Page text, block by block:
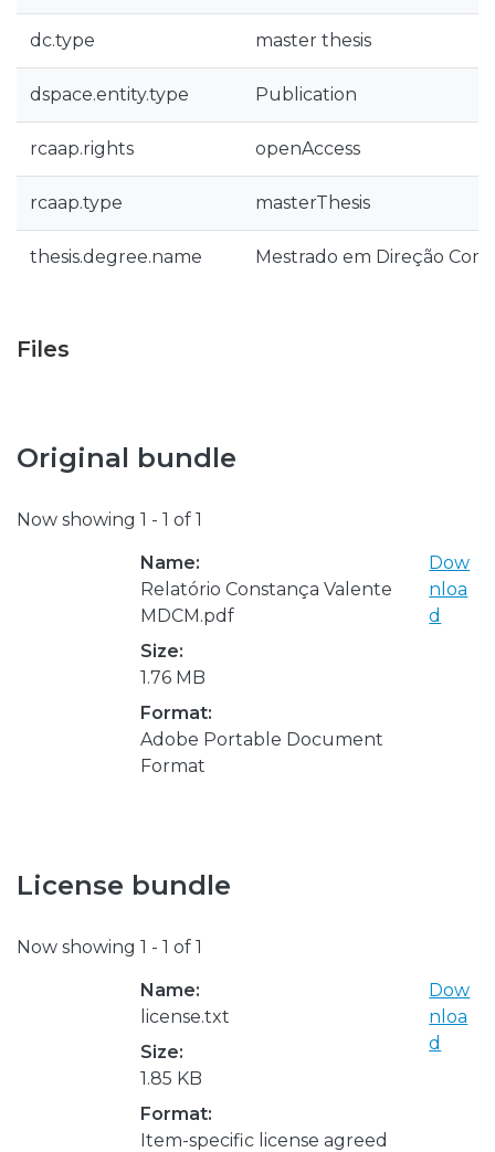
dc.type master thesis
dspace.entity.type Publication
rcaap.rights openAccess
rcaap.type masterThesis
thesis.degree.name Mestrado em Direção
Files
Original bundle
Now showing 1 - 1 of 1
Name:
Relatório Constança Valente
MDCM.pdf
Size:
1.76 MB
Format:
Adobe Portable Document
Format
Dow
nloa
d
License bundle
Now showing 1 - 1 of 1
Name:
license.txt
Size:
1.85 KB
Format:
Item-specific license agreed
Dow
nloa
d